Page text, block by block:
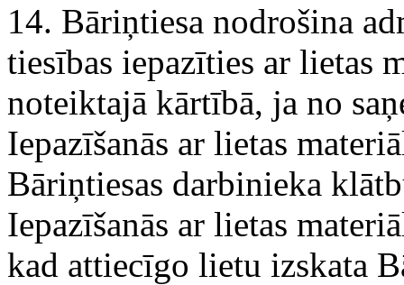
14. Bāriņtiesa nodrošina
tiesības iepazīties ar lietas
noteiktajā kārtībā, ja no
Iepazīšanās ar lietas
Bāriņtiesas darbinieka
Iepazīšanās ar lietas
kad attiecīgo lietu izskata